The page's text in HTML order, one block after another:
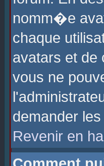
nomm�e
chaque
avatars et de
vous ne
demander
Revenir en